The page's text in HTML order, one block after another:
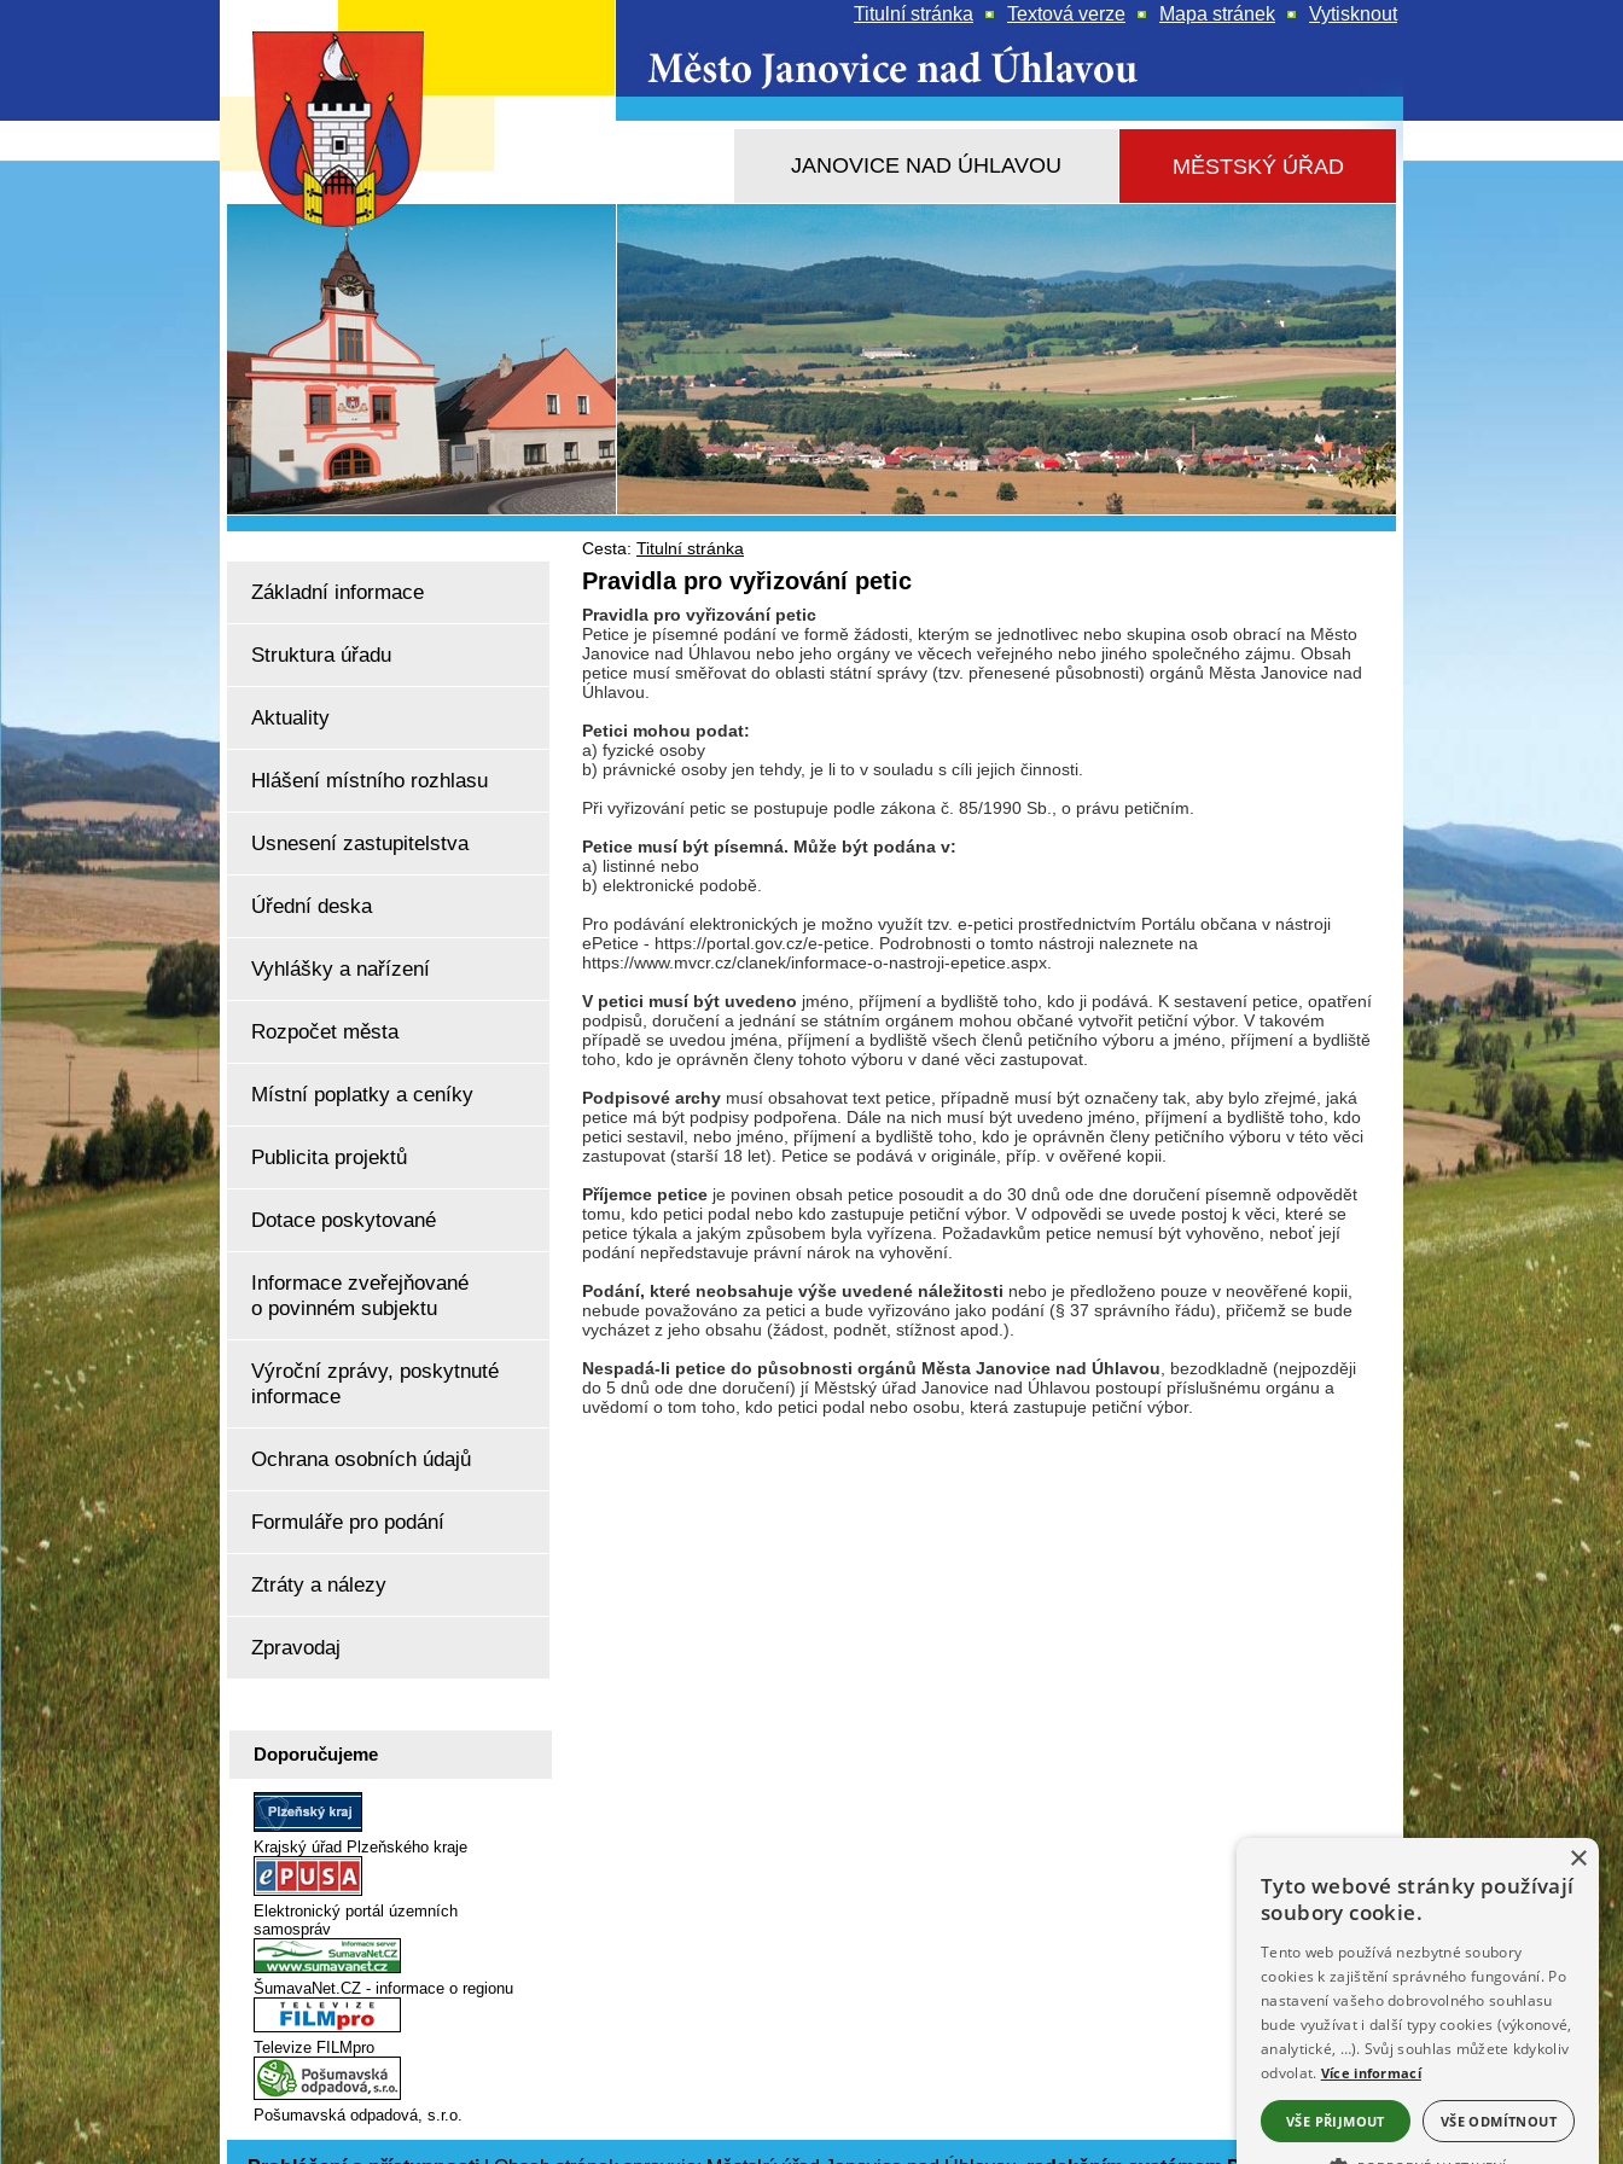
JANOVICE NAD ÚHLAVOU MĚSTSKÝ ÚŘAD
Cesta: Titulní stránka
Titulní stránka Textová verze Mapa stránek Vytisknout
Základní informace
Struktura úřadu
Aktuality
Hlášení místního rozhlasu
Usnesení zastupitelstva
Úřední deska
Vyhlášky a nařízení
Rozpočet města
Místní poplatky a ceníky
Publicita projektů
Dotace poskytované
Informace zveřejňované
o povinném subjektu
Výroční zprávy, poskytnuté
informace
Ochrana osobních údajů
Formuláře pro podání
Ztráty a nálezy
Zpravodaj
Doporučujeme
Krajský úřad Plzeňského kraje
Elektronický portál územních
samospráv
ŠumavaNet.CZ - informace o regionu
Televize FILMpro
Pošumavská odpadová, s.r.o.
Pravidla pro vyřizování petic
Pravidla pro vyřizování petic
Petice je písemné podání ve formě žádosti, kterým se jednotlivec nebo skupina osob obrací na Město
Janovice nad Úhlavou nebo jeho orgány ve věcech veřejného nebo jiného společného zájmu. Obsah
petice musí směřovat do oblasti státní správy (tzv. přenesené působnosti) orgánů Města Janovice nad
Úhlavou.
Petici mohou podat:
a) fyzické osoby
b) právnické osoby jen tehdy, je li to v souladu s cíli jejich činnosti.
Při vyřizování petic se postupuje podle zákona č. 85/1990 Sb., o právu petičním.
Petice musí být písemná. Může být podána v:
a) listinné nebo
b) elektronické podobě.
Pro podávání elektronických je možno využít tzv. e-petici prostřednictvím Portálu občana v nástroji
ePetice - https://portal.gov.cz/e-petice. Podrobnosti o tomto nástroji naleznete na
https://www.mvcr.cz/clanek/informace-o-nastroji-epetice.aspx.
V petici musí být uvedeno jméno, příjmení a bydliště toho, kdo ji podává. K sestavení petice, opatření
podpisů, doručení a jednání se státním orgánem mohou občané vytvořit petiční výbor. V takovém
případě se uvedou jména, příjmení a bydliště všech členů petičního výboru a jméno, příjmení a bydliště
toho, kdo je oprávněn členy tohoto výboru v dané věci zastupovat.
Podpisové archy musí obsahovat text petice, případně musí být označeny tak, aby bylo zřejmé, jaká
petice má být podpisy podpořena. Dále na nich musí být uvedeno jméno, příjmení a bydliště toho, kdo
petici sestavil, nebo jméno, příjmení a bydliště toho, kdo je oprávněn členy petičního výboru v této věci
zastupovat (starší 18 let). Petice se podává v originále, příp. v ověřené kopii.
Příjemce petice je povinen obsah petice posoudit a do 30 dnů ode dne doručení písemně odpovědět
tomu, kdo petici podal nebo kdo zastupuje petiční výbor. V odpovědi se uvede postoj k věci, které se
petice týkala a jakým způsobem byla vyřízena. Požadavkům petice nemusí být vyhověno, neboť její
podání nepředstavuje právní nárok na vyhovění.
Podání, které neobsahuje výše uvedené náležitosti nebo je předloženo pouze v neověřené kopii,
nebude považováno za petici a bude vyřizováno jako podání (§ 37 správního řádu), přičemž se bude
vycházet z jeho obsahu (žádost, podnět, stížnost apod.).
Nespadá-li petice do působnosti orgánů Města Janovice nad Úhlavou , bezodkladně (nejpozději
do 5 dnů ode dne doručení) jí Městský úřad Janovice nad Úhlavou postoupí příslušnému orgánu a
uvědomí o tom toho, kdo petici podal nebo osobu, která zastupuje petiční výbor.
×
Tyto webové stránky používají
soubory cookie.
Tento web používá nezbytné soubory
cookies k zajištění správného fungování. Po
nastavení vašeho dobrovolného souhlasu
bude využívat i další typy cookies (výkonové,
analytické, …). Svůj souhlas můžete kdykoliv
odvolat. Více informací
VŠE PŘIJMOUT VŠE ODMÍTNOUT